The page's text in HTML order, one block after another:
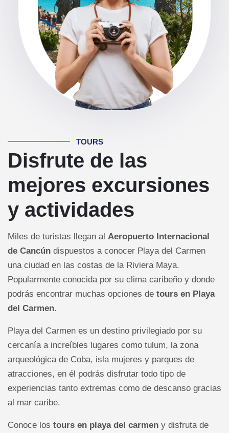
TOURS
Disfrute de las
mejores excursiones
y actividades
Miles de turistas llegan al Aeropuerto Internacional
de Cancún dispuestos a conocer Playa del Carmen
una ciudad en las costas de la Riviera Maya.
Popularmente conocida por su clima caribeño y donde
podrás encontrar muchas opciones de tours en Playa
del Carmen.
Playa del Carmen es un destino privilegiado por su
cercanía a increíbles lugares como tulum, la zona
arqueológica de Coba, isla mujeres y parques de
atracciones, en él podrás disfrutar todo tipo de
experiencias tanto extremas como de descanso gracias
al mar caribe.
Conoce los tours en playa del carmen y disfruta de